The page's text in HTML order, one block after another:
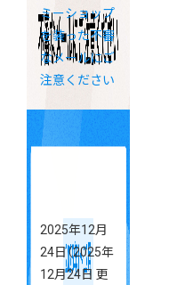
ミーショップ
を装った不審
なメールにご
注意ください
2025年12月
24日（2025年
12月24日 更